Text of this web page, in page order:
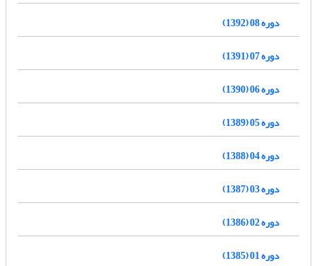
دوره 08 (1392)
دوره 07 (1391)
دوره 06 (1390)
دوره 05 (1389)
دوره 04 (1388)
دوره 03 (1387)
دوره 02 (1386)
دوره 01 (1385)